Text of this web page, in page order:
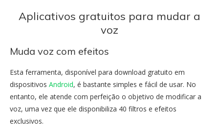
Aplicativos gratuitos para mudar a
voz
Muda voz com efeitos
Esta ferramenta, disponível para download gratuito em
dispositivos Android, é bastante simples e fácil de usar. No
entanto, ele atende com perfeição o objetivo de modificar a
voz, uma vez que ele disponibiliza 40 filtros e efeitos
exclusivos.